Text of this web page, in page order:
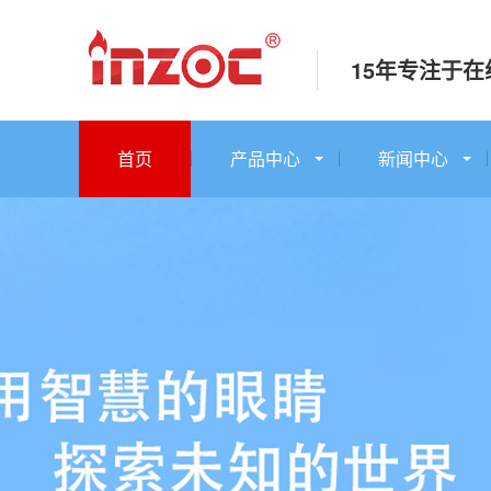
15年专注于
首页 产品中心 新闻中心